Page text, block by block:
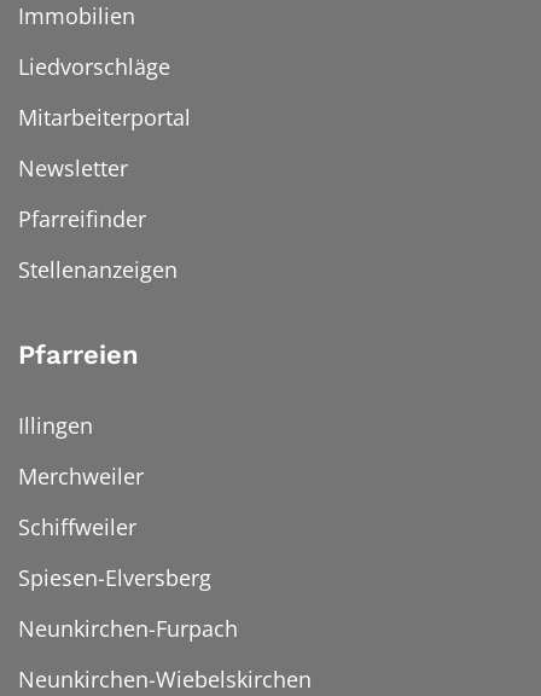
Immobilien
Liedvorschläge
Mitarbeiterportal
Newsletter
Pfarreifinder
Stellenanzeigen
Pfarreien
Illingen
Merchweiler
Schiffweiler
Spiesen-Elversberg
Neunkirchen-Furpach
Neunkirchen-Wiebelskirchen